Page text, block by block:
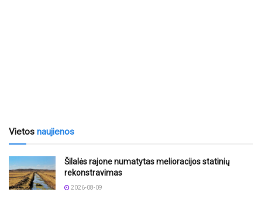
Vietos naujienos
Šilalės rajone numatytas melioracijos statinių
rekonstravimas
2026-08-09